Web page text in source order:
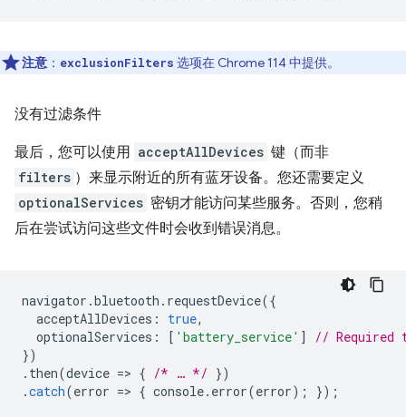
注意 ： exclusionFilters 选项在 Chrome 114 中提供。
没有过滤条件
最后，您可以使用 acceptAllDevices 键（而非
filters ）来显示附近的所有蓝牙设备。您还需要定义
optionalServices 密钥才能访问某些服务。否则，您稍
后在尝试访问这些文件时会收到错误消息。
navigator .bluetooth . requestDevice({
acceptAllDevices : true,
optionalServices : [ 'battery_service' ]
// Required
})
. then(device => { /* … */ })
.catch(error => { console. error(error); });